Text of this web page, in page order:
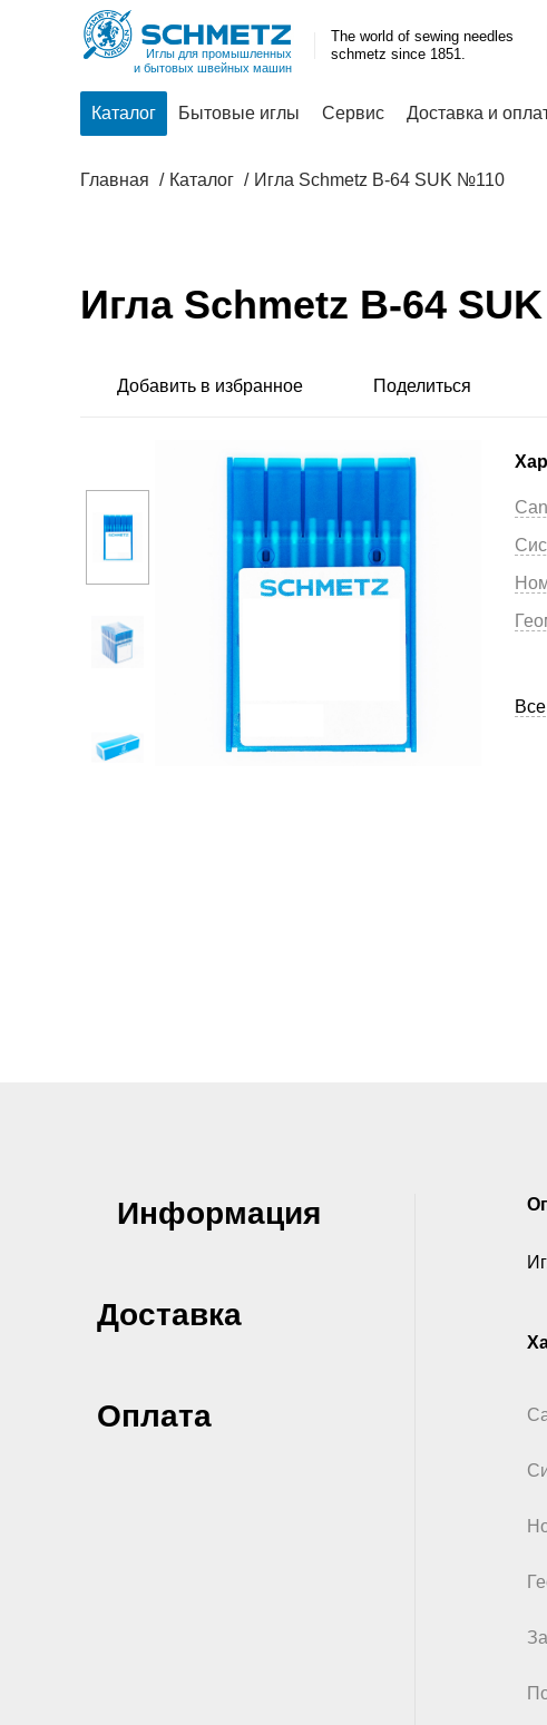
Иглы для промышленных
и бытовых швейных машин
The world of sewing needles
schmetz since 1851.
Каталог Бытовые иглы Сервис Доставка и
Главная Каталог Игла Schmetz B-64 SUK №110
Игла Schmetz B-64
Информация
Доставка
Оплата